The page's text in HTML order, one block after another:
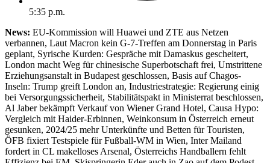
5:35 p.m.
News: EU-Kommission will Huawei und ZTE aus Netzen
verbannen, Laut Macron kein G-7-Treffen am Donnerstag in Paris
geplant, Syrische Kurden: Gespräche mit Damaskus gescheitert,
London macht Weg für chinesische Superbotschaft frei, Umstrittene
Erziehungsanstalt in Budapest geschlossen, Basis auf Chagos-
Inseln: Trump greift London an, Industriestrategie: Regierung einig
bei Versorgungssicherheit, Stabilitätspakt in Ministerrat beschlossen,
Al Jaber bekämpft Verkauf von Wiener Grand Hotel, Causa Hypo:
Vergleich mit Haider-Erbinnen, Weinkonsum in Österreich erneut
gesunken, 2024/25 mehr Unterkünfte und Betten für Touristen,
ÖFB fixiert Testspiele für Fußball-WM in Wien, Inter Mailand
fordert in CL makelloses Arsenal, Österreichs Handballern fehlt